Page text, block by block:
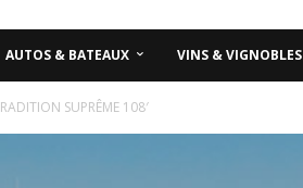
AUTOS & BATEAUX VINS & VIGNOBLES
SUPRÊME 108′